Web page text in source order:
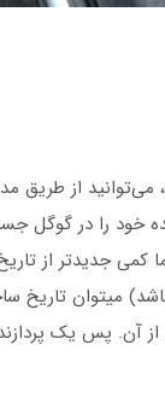
از طریق
خود را در گوگل
جدیدتر از
میتوان